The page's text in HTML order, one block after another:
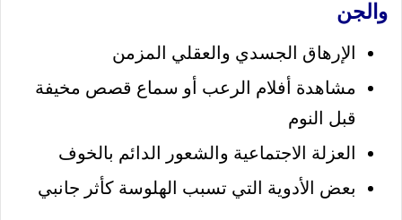
والجن
الإرهاق الجسدي والعقلي المزمن
مشاهدة أفلام الرعب أو سماع قصص مخيفة
قبل النوم
العزلة الاجتماعية والشعور الدائم بالخوف
بعض الأدوية التي تسبب الهلوسة كأثر جانبي